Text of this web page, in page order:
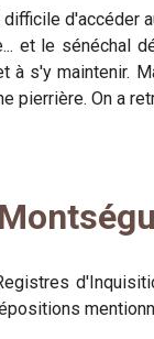
d'accéder
et le sénéchal
à s'y maintenir.
pierrière. On a